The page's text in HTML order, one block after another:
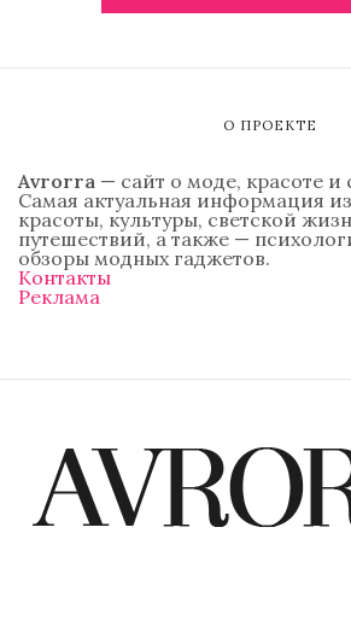
О ПРОЕКТЕ
Avrorra — сайт о моде, красоте и
Самая актуальная информация
красоты, культуры, светской
путешествий, а также —
обзоры модных гаджетов.
Контакты
Реклама